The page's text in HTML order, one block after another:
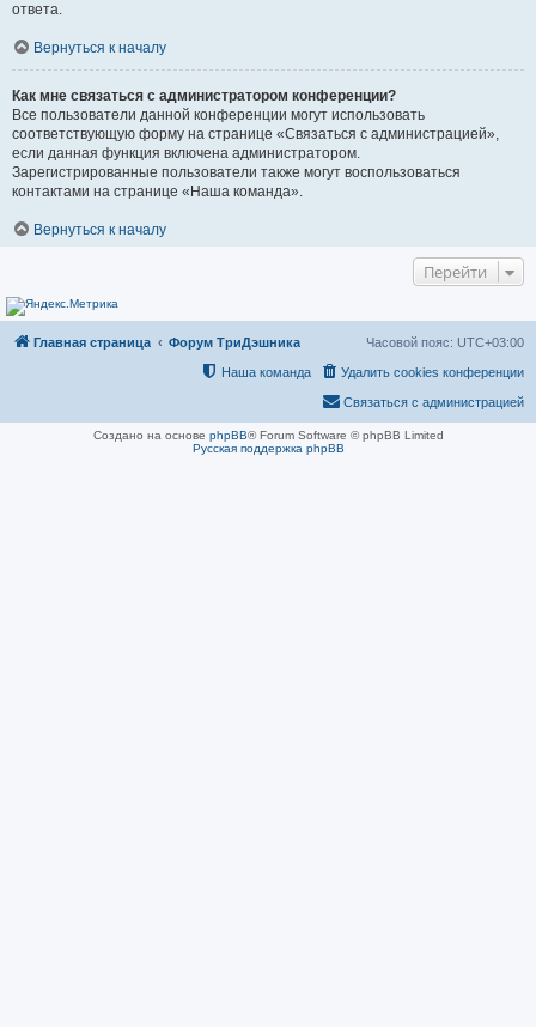
ответа.
Вернуться к началу
Как мне связаться с администратором конференции?
Все пользователи данной конференции могут использовать
соответствующую форму на странице «Связаться с администрацией»,
если данная функция включена администратором.
Зарегистрированные пользователи также могут воспользоваться
контактами на странице «Наша команда».
Вернуться к началу
Перейти
Главная страница Форум ТриДэшника Часовой пояс: UTC+03:00
Удалить cookies конференции
Наша команда
Связаться с администрацией
Создано на основе phpBB® Forum Software © phpBB Limited
Русская поддержка phpBB